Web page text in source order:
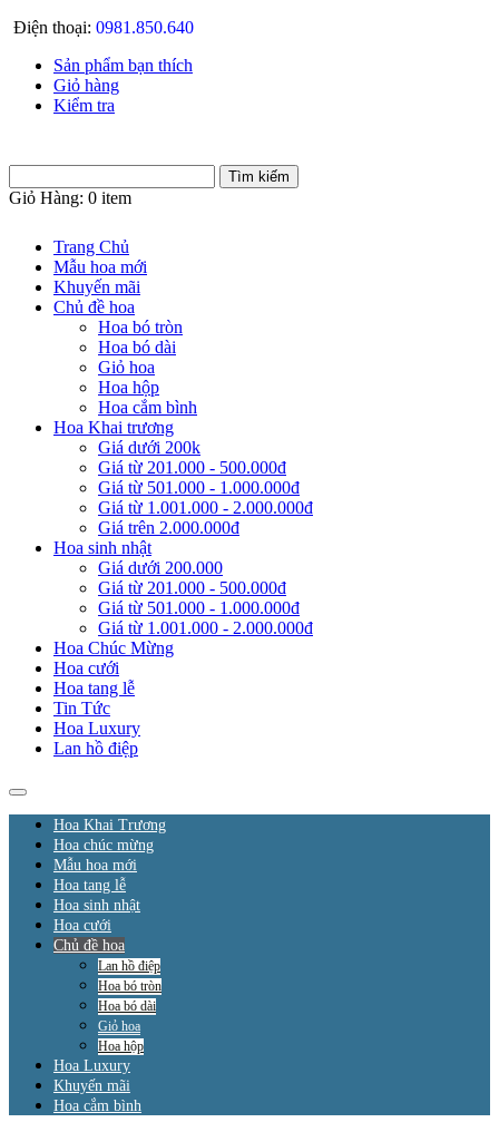
Điện thoại: 0981.850.640
Sản phẩm bạn thích
Giỏ hàng
Kiểm tra
Giỏ Hàng: 0 item
Trang Chủ
Mẫu hoa mới
Khuyến mãi
Chủ đề hoa
Hoa bó tròn
Hoa bó dài
Giỏ hoa
Hoa hộp
Hoa cắm bình
Hoa Khai trương
Giá dưới 200k
Giá từ 201.000 - 500.000đ
Giá từ 501.000 - 1.000.000đ
Giá từ 1.001.000 - 2.000.000đ
Giá trên 2.000.000đ
Hoa sinh nhật
Giá dưới 200.000
Giá từ 201.000 - 500.000đ
Giá từ 501.000 - 1.000.000đ
Giá từ 1.001.000 - 2.000.000đ
Hoa Chúc Mừng
Hoa cưới
Hoa tang lễ
Tin Tức
Hoa Luxury
Lan hồ điệp
Hoa Khai Trương
Hoa chúc mừng
Mẫu hoa mới
Hoa tang lễ
Hoa sinh nhật
Hoa cưới
Chủ đề hoa
Lan hồ điệp
Hoa bó tròn
Hoa bó dài
Giỏ hoa
Hoa hộp
Hoa Luxury
Khuyến mãi
Hoa cắm bình